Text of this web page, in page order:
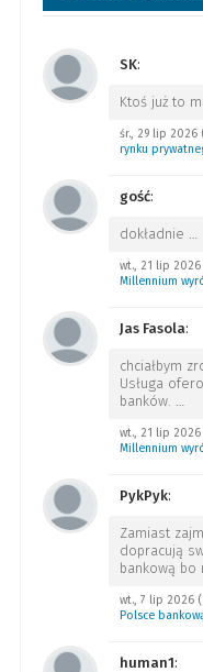
SK:
Ktoś już to
śr., 29 lip 2026
rynku
gość:
dokładnie …
wt., 21 lip 2026
Millennium
Jas Fasola:
chciałbym
Usługa
banków. …
wt., 21 lip 2026
Millennium
PykPyk:
Zamiast
dopracują
bankową bo
wt., 7 lip 2026
Polsce
human1: